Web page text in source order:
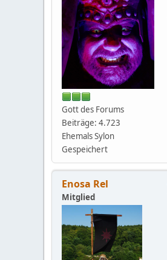
Gott des Forums
Beiträge: 4.723
Ehemals Sylon
Gespeichert
Enosa Rel
Mitglied